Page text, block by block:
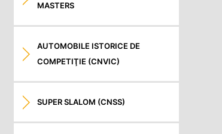
MASTERS
AUTOMOBILE ISTORICE DE
COMPETIŢIE (CNVIC)
SUPER SLALOM (CNSS)